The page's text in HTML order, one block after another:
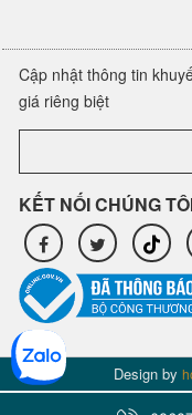
Cập nhật thông tin
giá riêng biệt
KẾT NỐI CHÚNG
Design by